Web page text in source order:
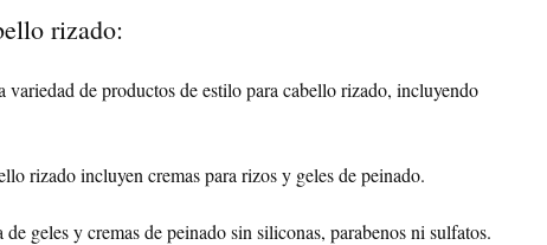
rizado:
variedad de productos de estilo para cabello rizado, incluyendo
rizado incluyen cremas para rizos y geles de peinado.
geles y cremas de peinado sin siliconas, parabenos ni sulfatos.